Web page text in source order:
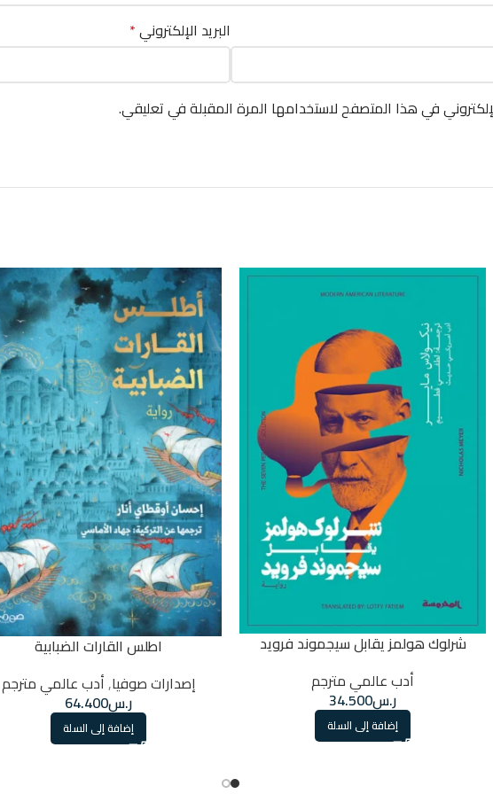
البريد الإلكتروني*
في هذا المتصفح لاستخدامها المرة المقبلة في تعليقي.
شرلوك هولمز يقابل سيجموند فرويد
أدب عالمي مترجم
ر.س34.500
إضافة إلى السلة
اطلس القارات الضبابية
إصدارات صوفيا,أدب عالمي مترجم
ر.س64.400
إضافة إلى السلة